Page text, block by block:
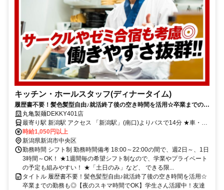
キッチン・ホールスタッフ(ディナータイム)
履歴書不要！髪色髪型自由♪就活終了後の空き時間を活用☆卒業までの勤
務も◎【夜のスキマ時間でOK】学生さん活躍中！友達と応募も◎まかな
い有！週2日～／1日3h～OK◎
丸亀製麺DEKKY401店
最寄り駅 新潟駅 アクセス 「新潟駅」(南口)よりバスで14分 ★車・バ
イク通勤OK！ガソリン代も規定支給！ ★自転車通勤も可！（駐輪場
料金は自己負担、店にある場合は利用可）
時給1,050円以上
新潟県新潟市中央区
勤務時間 シフト制 勤務時間備考 18:00～22:00の間で、週2日～、1日
3時間～OK！ ★1週間毎の希望シフト制なので、学業やプライベート
の予定も組みやすい！ ★「土日のみ」など、 できる限...
タイトル 履歴書不要！髪色髪型自由♪就活終了後の空き時間を活用☆
卒業までの勤務も◎【夜のスキマ時間でOK】学生さん活躍中！友達